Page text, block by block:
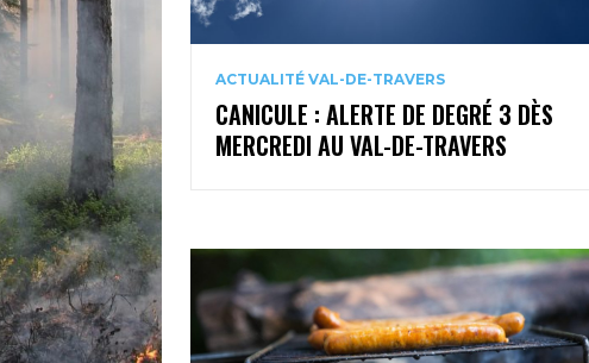
ACTUALITÉ VAL-DE-TRAVERS
CANICULE : ALERTE DE DEGRÉ 3 DÈS
MERCREDI AU VAL-DE-TRAVERS